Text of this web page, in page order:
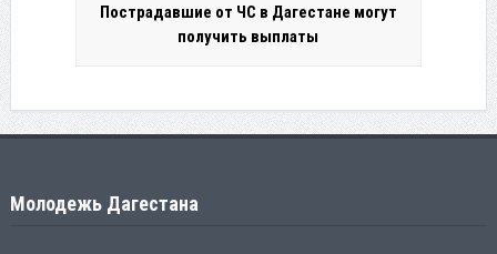
Пострадавшие от ЧС в Дагестане могут
получить выплаты
Молодежь Дагестана